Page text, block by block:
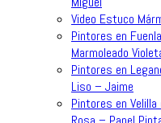
Video Estuco
Pintores en
Marmoleado
Pintores en
Liso – Jaime
Pintores en